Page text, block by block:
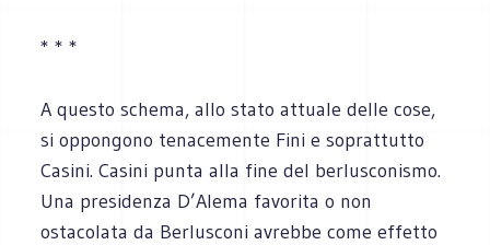
* * *
A questo schema, allo stato attuale delle cose,
si oppongono tenacemente Fini e soprattutto
Casini. Casini punta alla fine del berlusconismo.
Una presidenza D’Alema favorita o non
ostacolata da Berlusconi avrebbe come effetto